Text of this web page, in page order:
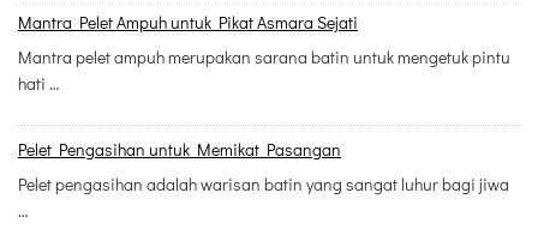
Mantra Pelet Ampuh untuk Pikat Asmara Sejati
Mantra pelet ampuh merupakan sarana batin untuk mengetuk pintu
hati …
Pelet Pengasihan untuk Memikat Pasangan
Pelet pengasihan adalah warisan batin yang sangat luhur bagi jiwa
…